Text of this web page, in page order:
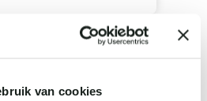
van cookies